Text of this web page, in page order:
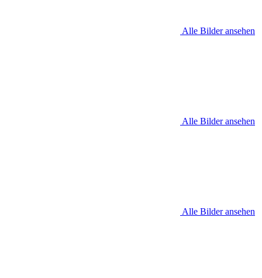
Alle Bilder ansehen
Alle Bilder ansehen
Alle Bilder ansehen